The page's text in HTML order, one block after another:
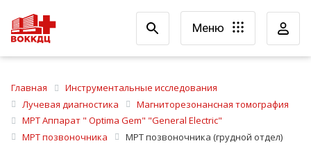
Меню
Главная
Инструментальные исследования
Лучевая диагностика
Магниторезонансная томография
МРТ Аппарат " Optima Gem" "General Electric"
МРТ позвоночника
МРТ позвоночника (грудной отдел)